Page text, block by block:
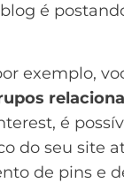
é
exemplo,
, é
do seu site
de pins e